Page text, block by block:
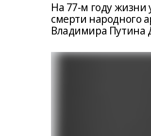
На 77-м году
смерти народного
Владимира Путина